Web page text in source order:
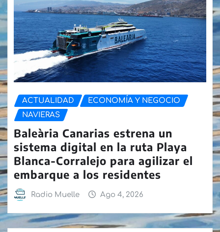
ACTUALIDAD
ECONOMÍA Y NEGOCIO
NAVIERAS
Baleària Canarias estrena un
sistema digital en la ruta Playa
Blanca-Corralejo para agilizar el
embarque a los residentes
Radio Muelle Ago 4, 2026